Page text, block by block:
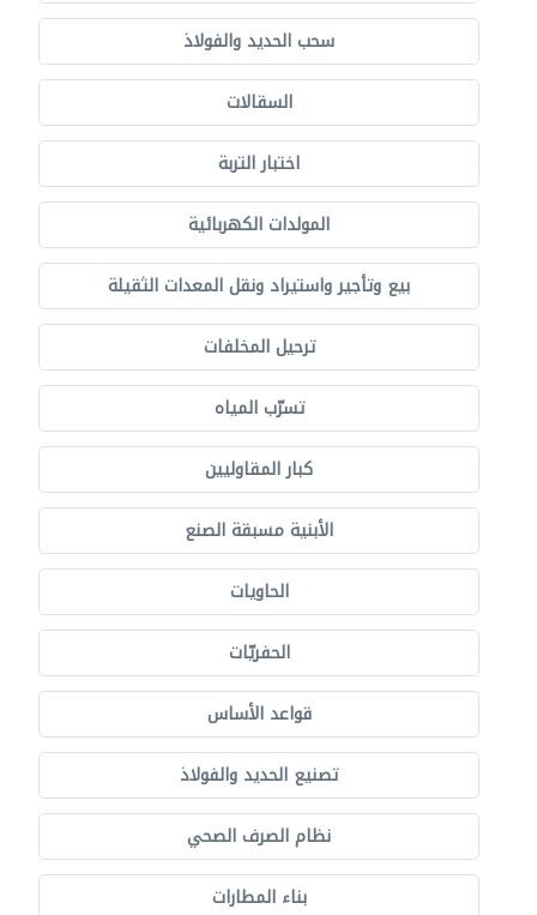
سحب الحديد والفولاذ
السقالات
اختبار التربة
المولدات الكهربائية
بيع وتأجير واستيراد ونقل المعدات الثقيلة
ترحيل المخلفات
تسرّب المياه
كبار المقاوليين
الأبنية مسبقة الصنع
الحاويات
الحفريّات
قواعد الأساس
تصنيع الحديد والفولاذ
نظام الصرف الصحي
بناء المطارات